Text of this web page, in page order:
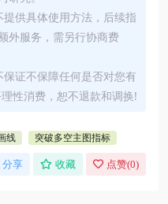
供具体使用方法，后续指
外服务，需另行协商费
证不保障任何是否对您有
性消费，恕不退款和调换!
线 突破多空主图指标
分享 收藏 点赞(0)